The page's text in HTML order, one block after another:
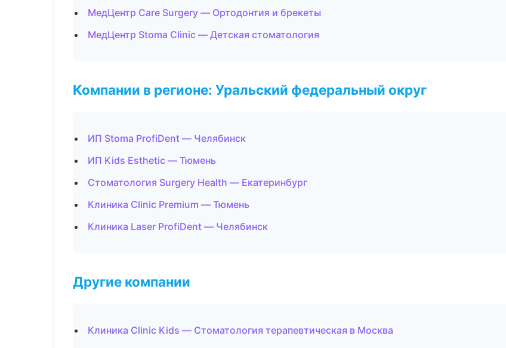
МедЦентр Care Surgery — Ортодонтия и брекеты
МедЦентр Stoma Clinic — Детская стоматология
Компании в регионе: Уральский федеральный округ
ИП Stoma ProfiDent — Челябинск
ИП Kids Esthetic — Тюмень
Стоматология Surgery Health — Екатеринбург
Клиника Clinic Premium — Тюмень
Клиника Laser ProfiDent — Челябинск
Другие компании
Клиника Clinic Kids — Стоматология терапевтическая в Москва